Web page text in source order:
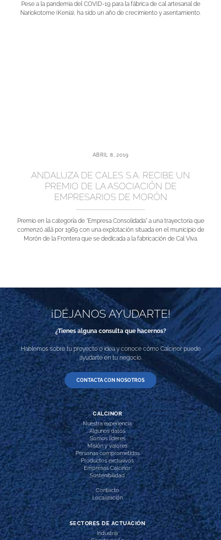
Pese a la pandemia del COVID-19 para la fábrica de cal artesanal de
Nariokotome (Kenia), ha sido un año de crecimiento y asentamiento.
ABRIL 8, 2019
ANDALUZA DE CALES S.A. RECIBE UN
PREMIO DE LA ASOCIACIÓN DE
EMPRESARIOS DE MORÓN
Premio en la categoría de “Empresa Consolidada” a una trayectoria que
comenzó allá por 1969 con una explotación situada en el municipio de
Morón de la Frontera que se dedicada a la fabricación de Cal Viva.
¡DÉJANOS AYUDARTE!
¿Tienes alguna consulta que hacernos?
Hablemos sobre tu proyecto o idea y conoce cómo Calcinor puede
ayudarte en tu negocio.
CONTACTA CON NOSOTROS
CALCINOR
Nuestra experiencia
Algunos datos
Somos líderes
Misión y valores
Personas comprometidas
Productos exclusivos
Empresas Calcinor
Sostenibilidad
Contacto
Localización
SECTORES DE ACTUACIÓN
Industria